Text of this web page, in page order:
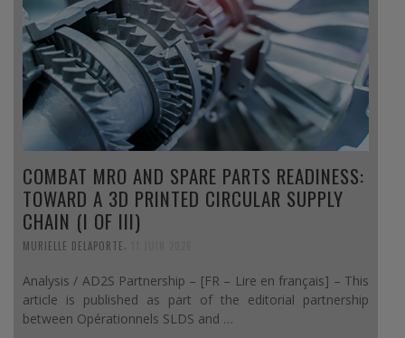
COMBAT MRO AND SPARE PARTS READINESS:
TOWARD A 3D PRINTED CIRCULAR SUPPLY
CHAIN (I OF III)
MURIELLE DELAPORTE
Analysis / AD2S Partnership – [FR – Lire en français] – This
article is published as part of the editorial partnership
between Opérationnels SLDS and …